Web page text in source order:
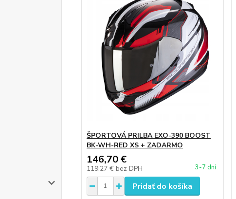
ŠPORTOVÁ PRILBA EXO-390 BOOST
BK-WH-RED XS + ZADARMO
146,70 €
119,27 € bez DPH 3-7 dní
Pridať do košíka